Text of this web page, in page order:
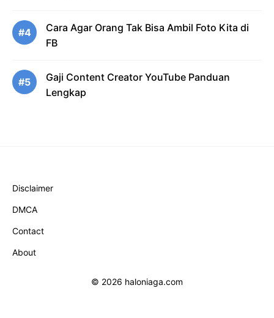
#4
Cara Agar Orang Tak Bisa Ambil Foto Kita di
FB
#5
Gaji Content Creator YouTube Panduan
Lengkap
Disclaimer
DMCA
Contact
About
© 2026 haloniaga.com